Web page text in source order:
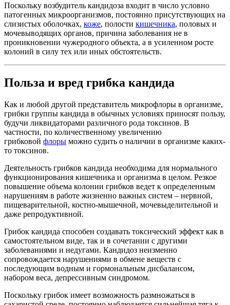
Поскольку возбудитель кандидоза входит в число условно
патогенных микроорганизмов, постоянно присутствующих на
слизистых оболочках, коже, полости кишечника, половых и
мочевыводящих органов, причина заболевания не в
проникновении чужеродного объекта, а в усиленном росте
колоний в силу тех или иных обстоятельств.
Польза и вред грибка кандида
Как и любой другой представитель микрофлоры в организме,
грибки группы кандида в обычных условиях приносят пользу,
будучи ликвидаторами различного рода токсинов. В
частности, по количественному увеличению
грибковой флоры можно судить о наличии в организме каких-
то токсинов.
Деятельность грибков кандида необходима для нормального
функционирования кишечника и организма в целом. Резкое
повышение объема колонии грибков ведет к определенным
нарушениям в работе жизненно важных систем – нервной,
пищеварительной, костно-мышечной, мочевыделительной и
даже репродуктивной.
Грибок кандида способен создавать токсический эффект как в
самостоятельном виде, так и в сочетании с другими
заболеваниями и недугами. Кандидоз неизменно
сопровождается нарушениями в обмене веществ с
последующим водным и гормональным дисбалансом,
набором веса, депрессивным синдромом.
Поскольку грибок имеет возможность размножаться в